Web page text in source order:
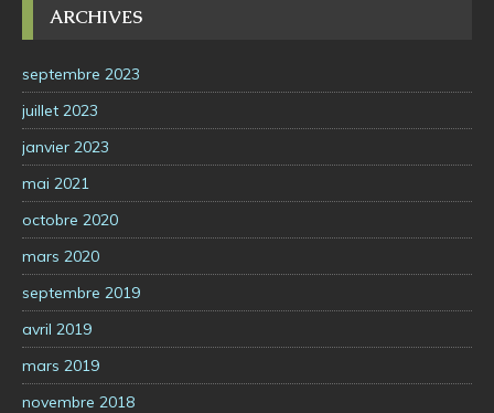
ARCHIVES
septembre 2023
juillet 2023
janvier 2023
mai 2021
octobre 2020
mars 2020
septembre 2019
avril 2019
mars 2019
novembre 2018